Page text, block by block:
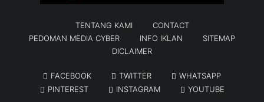
TENTANG KAMI
CONTACT
PEDOMAN MEDIA CYBER
INFO IKLAN
SITEMAP
DICLAIMER
FACEBOOK TWITTER
WHATSAPP
PINTEREST
INSTAGRAM YOUTUBE